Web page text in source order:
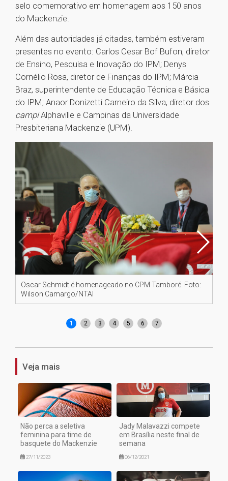
selo comemorativo em homenagem aos 150 anos
do Mackenzie.
Além das autoridades já citadas, também estiveram
presentes no evento: Carlos Cesar Bof Bufon, diretor
de Ensino, Pesquisa e Inovação do IPM; Denys
Cornélio Rosa, diretor de Finanças do IPM; Márcia
Braz, superintendente de Educação Técnica e Básica
do IPM; Anaor Donizetti Carneiro da Silva, diretor dos
campiAlphaville e Campinas da Universidade
Presbiteriana Mackenzie (UPM).
Oscar Schmidt é homenageado no CPM Tamboré. Foto:
Wilson Camargo/NTAI
1 2 3 4 5 6 7
Veja mais
Não perca a seletiva
feminina para time de
basquete do Mackenzie
27/11/2023
Jady Malavazzi compete
em Brasília neste final de
semana
06/12/2021